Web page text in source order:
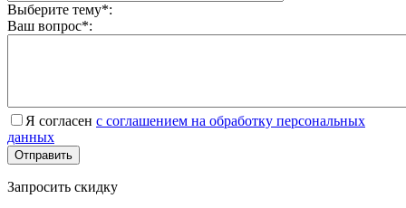
Выберите тему*:
Ваш вопрос*:
Я согласен с соглашением на обработку персональных
данных
Запросить скидку